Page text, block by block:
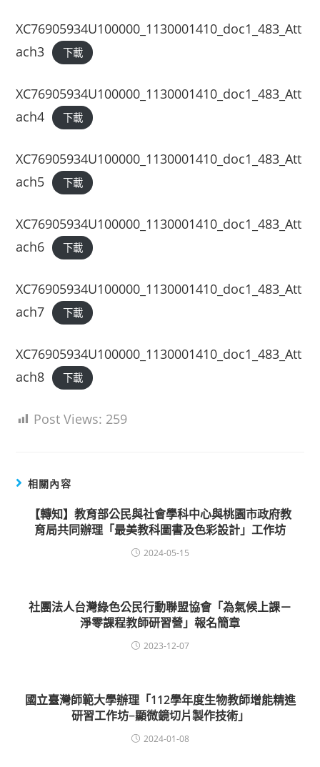
XC76905934U100000_1130001410_doc1_483_Att
ach3
下載
XC76905934U100000_1130001410_doc1_483_Att
ach4
下載
XC76905934U100000_1130001410_doc1_483_Att
ach5
下載
XC76905934U100000_1130001410_doc1_483_Att
ach6
下載
XC76905934U100000_1130001410_doc1_483_Att
ach7
下載
XC76905934U100000_1130001410_doc1_483_Att
ach8
下載
Post Views: 259
相關內容
【轉知】教育部公民與社會學科中心與桃園市政府教
育局共同辦理「最美教科圖書及色彩設計」工作坊
2024-05-15
社團法人台灣綠色公民行動聯盟協會「為氣候上課－
淨零課程教師研習營」報名簡章
2023-12-07
國立臺灣師範大學辦理「112學年度生物教師增能精進
研習工作坊−顯微鏡切片製作技術」
2024-01-08